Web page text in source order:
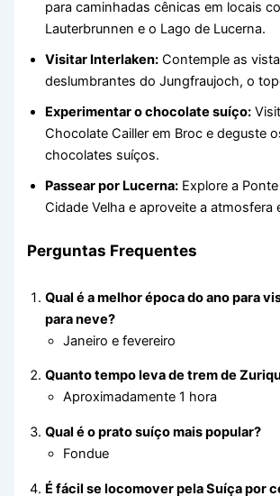
para caminhadas cênicas em locais
Lauterbrunnen e o Lago de Lucerna.
Visitar Interlaken: Contemple as
deslumbrantes do Jungfraujoch, o
Experimentar o chocolate suíço:
Chocolate Cailler em Broc e deguste
chocolates suíços.
Passear por Lucerna: Explore a
Cidade Velha e aproveite a atmosfera
Perguntas Frequentes
Qual é a melhor época do ano para
para neve?
Janeiro e fevereiro
Quanto tempo leva de trem de
Aproximadamente 1 hora
Qual é o prato suíço mais popular?
Fondue
É fácil se locomover pela Suíça por